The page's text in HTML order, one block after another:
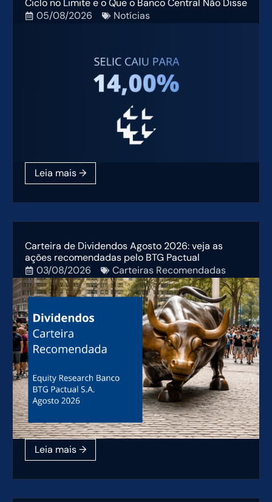
Ciclo no Limite e o Que o Banco Central Não Disse
05/08/2026
Notícias
Carteira de Dividendos Agosto 2026: veja as
ações recomendadas pelo BTG Pactual
03/08/2026
Carteiras Recomendadas